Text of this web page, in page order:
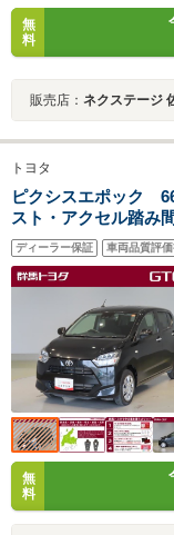
無
料
販売店： ネクステージ
トヨタ
ピクシスエポック
スト・アクセル踏み
イム4WD・キーレス
リーナビ・ETC・メ
避支援ブレーキ・ア
ディーラー保証 車両品質評
無
料